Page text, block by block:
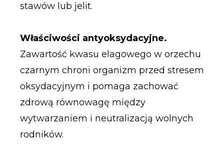
stawów lub jelit.
Właściwości antyoksydacyjne.
Zawartość kwasu elagowego w orzechu
czarnym chroni organizm przed stresem
oksydacyjnym i pomaga zachować
zdrową równowagę między
wytwarzaniem i neutralizacją wolnych
rodników.